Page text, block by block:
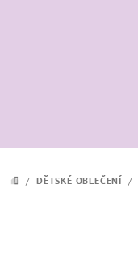
DOMŮ
/ DĚTSKÉ OBLEČENÍ /